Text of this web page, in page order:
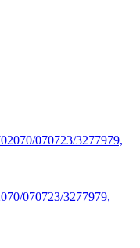
070723/3277979,